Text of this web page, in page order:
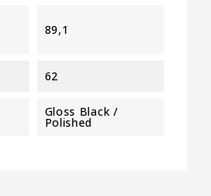
89,1
62
Gloss Black /
Polished